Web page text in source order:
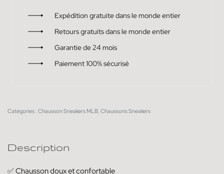
Expédition gratuite dans le monde entier
Retours gratuits dans le monde entier
Garantie de 24 mois
Paiement 100% sécurisé
Catégories : Chausson Sneakers MLB, Chaussons Sneakers
Description
✅ Chausson doux et confortable